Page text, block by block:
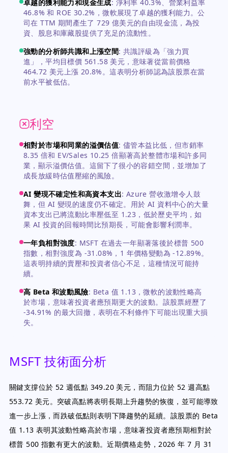
卓越的獲利能力和現金生成: 淨利率 40.3%、營業利益率
46.8% 和 ROE 30.2%，微軟展現了卓越的獲利能力。公
司在 TTM 期間產生了 729 億美元的自由現金流，為投
資、股息和庫藏股提供了充足的流動性。
強勁的分析師共識和上漲空間:共識評級為「強力買
進」，平均目標價 561.58 美元，意味著從當前價格
464.72 美元上漲 20.8%。這表明分析師認為該股票在當
前水平被低估。
利空
相對於市場和同業的溢價估值:儘管本益比低，但市銷率
8.35 倍和 EV/Sales 10.25 倍顯著高於整體市場和許多同
業，顯示溢價估值。這留下了很小的容錯空間，並增加了
成長放緩時估值壓縮的風險。
AI 變現不確定性和高資本支出: Azure 營收激增令人鼓
舞，但 AI 變現的速度仍不確定。用於 AI 資料中心的大量
資本支出已將流動比率壓低至 1.23，低於歷史平均，如
果 AI 投資的回報時間比預期長，可能會影響利潤率。
一年負相對強度: MSFT 在過去一年顯著落後於標普 500
指數，相對強度為 -31.08%，1 年價格變動為 -12.89%。
這表明持續的賣壓和投資者信心不足，這種情況可能持
續。
高 Beta 和波動風險: Beta 值 1.13，微軟的波動性略高
於市場，意味著投資者應預期更大的波動。該股票經歷了
-34.91% 的最大回撤，表明在不利條件下可能出現重大損
失。
MSFT 技術面分析
關鍵支撐位於 52 週低點 349.20 美元，而阻力位於 52 週高點
553.72 美元。突破高點將表明長期上升趨勢的恢復，並可能導致
進一步上漲，而跌破低點則表明下降趨勢的延續。該股票的 Beta
值 1.13 表明其波動性略高於市場，意味著投資者應預期相對於
標普 500 指數有更大的波動。近期價格走勢，2026 年 7 月 31